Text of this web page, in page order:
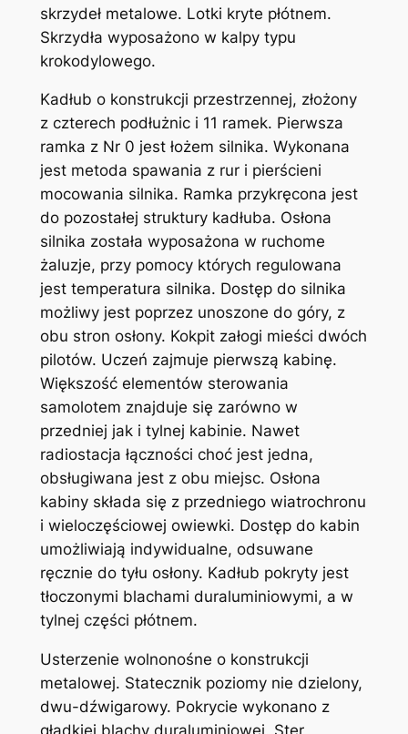
skrzydeł metalowe. Lotki kryte płótnem.
Skrzydła wyposażono w kalpy typu
krokodylowego.
Kadłub o konstrukcji przestrzennej, złożony
z czterech podłużnic i 11 ramek. Pierwsza
ramka z Nr 0 jest łożem silnika. Wykonana
jest metoda spawania z rur i pierścieni
mocowania silnika. Ramka przykręcona jest
do pozostałej struktury kadłuba. Osłona
silnika została wyposażona w ruchome
żaluzje, przy pomocy których regulowana
jest temperatura silnika. Dostęp do silnika
możliwy jest poprzez unoszone do góry, z
obu stron osłony. Kokpit załogi mieści dwóch
pilotów. Uczeń zajmuje pierwszą kabinę.
Większość elementów sterowania
samolotem znajduje się zarówno w
przedniej jak i tylnej kabinie. Nawet
radiostacja łączności choć jest jedna,
obsługiwana jest z obu miejsc. Osłona
kabiny składa się z przedniego wiatrochronu
i wieloczęściowej owiewki. Dostęp do kabin
umożliwiają indywidualne, odsuwane
ręcznie do tyłu osłony. Kadłub pokryty jest
tłoczonymi blachami duraluminiowymi, a w
tylnej części płótnem.
Usterzenie wolnonośne o konstrukcji
metalowej. Statecznik poziomy nie dzielony,
dwu-dźwigarowy. Pokrycie wykonano z